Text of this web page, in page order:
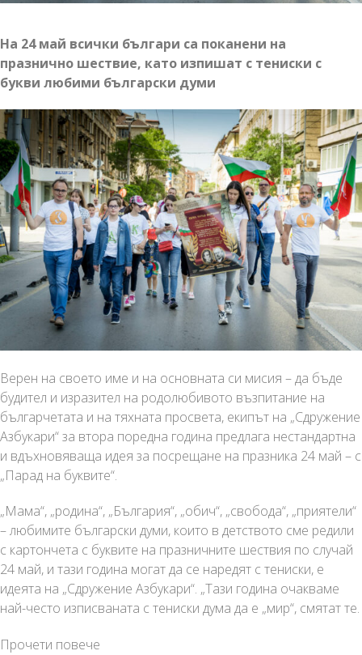
На 24 май всички българи са поканени на
празнично шествие, като изпишат с тениски с
букви любими български думи
Верен на своето име и на основната си мисия – да бъде
будител и изразител на родолюбивото възпитание на
българчетата и на тяхната просвета, екипът на „Сдружение
Азбукари“ за втора поредна година предлага нестандартна
и вдъхновяваща идея за посрещане на празника 24 май – с
„Парад на буквите“.
„Мама“, „родина“, „България“, „обич“, „свобода“, „приятели“
– любимите български думи, които в детството сме редили
с картончета с буквите на празничните шествия по случай
24 май, и тази година могат да се наредят с тениски, е
идеята на „Сдружение Азбукари“. „Тази година очакваме
най-често изписваната с тениски дума да е „мир“, смятат те.
Прочети повече